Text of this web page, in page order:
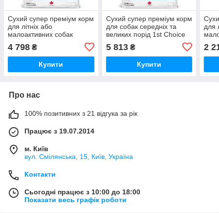
Сухий супер преміум корм
для літніх або
малоактивних собак
середніх та великих порід
1st Choice Senior Medium
and Large Сhicken
4 798 ₴
Купити
Сухий супер преміум корм
для собак середніх та
великих порід 1st Choice
Сhicken курка 14 кг
(ФЧСВСК14)
5 813₴
Купити
для
2
Про нас
100% позитивних з 21 відгука за рік
Працює з 19.07.2014
м. Київ
вул. Смілянська, 15, Київ, Україна
Контакти
Сьогодні працює з 10:00 до 18:00
Показати весь графік роботи